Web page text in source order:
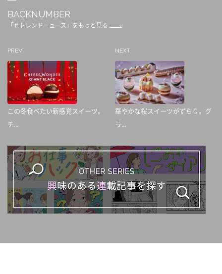
BACKNUMBER
「＃トレンドニュース」をもっと見る
PREV
この冬食べたい新感覚スイーツ。
チ...
NEXT
華やかな桜スイーツがずらり。グ
ラ...